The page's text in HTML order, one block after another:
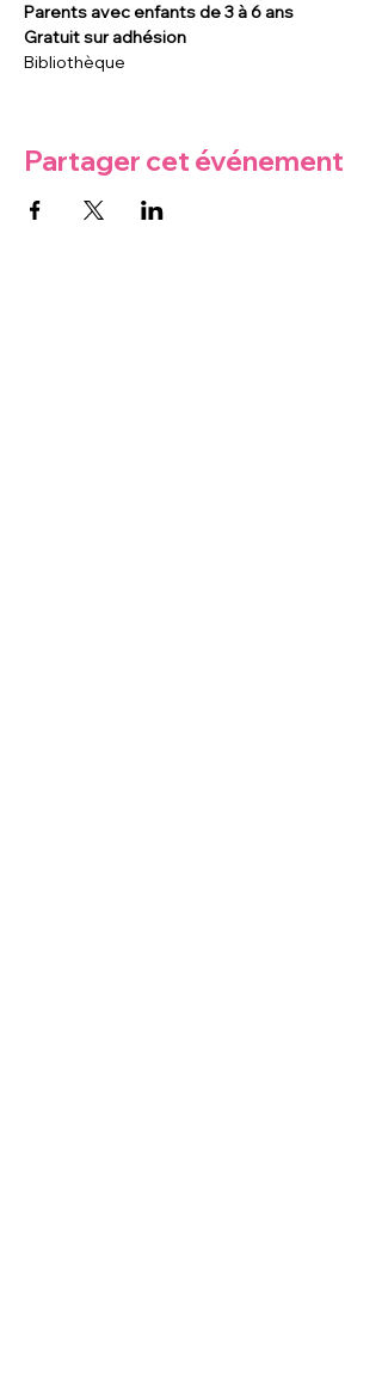
Parents avec enfants de 3 à 6 ans
Gratuit sur adhésion
Bibliothèque
Partager cet événement